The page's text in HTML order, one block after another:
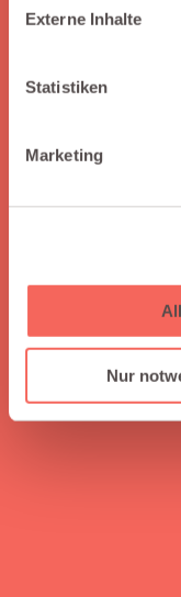
Externe Inhalte
Statistiken
Marketing
Nur